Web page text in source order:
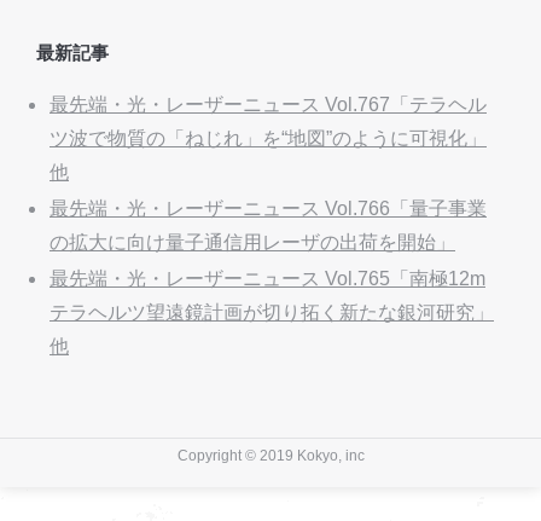
最新記事
最先端・光・レーザーニュース Vol.767「テラヘル
ツ波で物質の「ねじれ」を“地図”のように可視化」
他
最先端・光・レーザーニュース Vol.766「量子事業
の拡大に向け量子通信用レーザの出荷を開始」
最先端・光・レーザーニュース Vol.765「南極12m
テラヘルツ望遠鏡計画が切り拓く新たな銀河研究」
他
Copyright © 2019 Kokyo, inc